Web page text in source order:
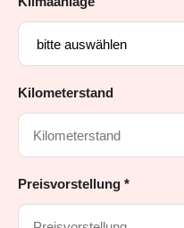
Kilometerstand
Preisvorstellung *